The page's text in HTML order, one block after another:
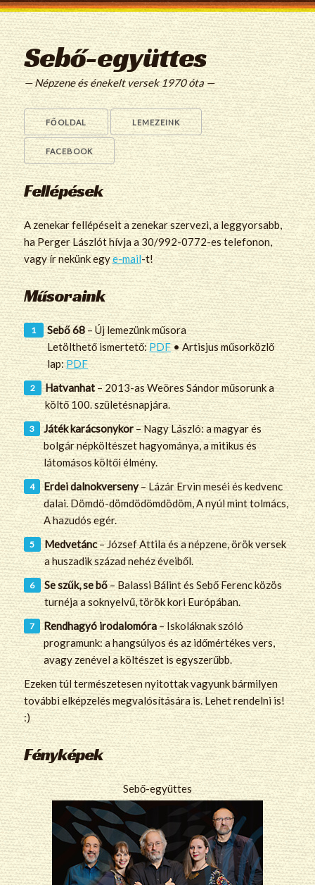
Sebő-együttes
— Népzene és énekelt versek 1970 óta —
FŐOLDAL LEMEZEINK
FACEBOOK
Fellépések
A zenekar fellépéseit a zenekar szervezi, a leggyorsabb,
ha Perger Lászlót hívja a 30/992-0772-es telefonon,
vagy ír nekünk egye-mail-t!
Műsoraink
Sebő 68 – Új lemezünk műsora
Letölthető ismertető: PDF• Artisjus műsorközlő
lap:PDF
Hatvanhat– 2013-as Weöres Sándor műsorunk a
költő 100. születésnapjára.
Játék karácsonykor– Nagy László: a magyar és
bolgár népköltészet hagyománya, a mitikus és
látomásos költői élmény.
Erdei dalnokverseny– Lázár Ervin meséi és kedvenc
dalai. Dömdö-dömdödömdödöm, A nyúl mint tolmács,
A hazudós egér.
Medvetánc– József Attila és a népzene, örök versek
a huszadik század nehéz éveiből.
Se szűk, se bő– Balassi Bálint és Sebő Ferenc közös
turnéja a soknyelvű, török kori Európában.
Rendhagyó irodalomóra– Iskoláknak szóló
programunk: a hangsúlyos és az időmértékes vers,
avagy zenével a költészet is egyszerűbb.
Ezeken túl természetesen nyitottak vagyunk bármilyen
további elképzelés megvalósítására is. Lehet rendelni is!
:)
Fényképek
Sebő-együttes